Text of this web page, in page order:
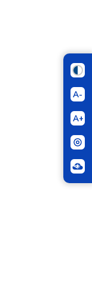
A-
A+